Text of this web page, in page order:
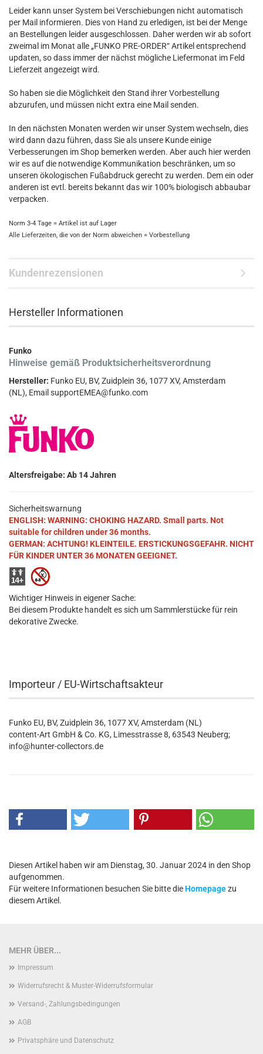
Leider kann unser System bei Verschiebungen nicht automatisch
per Mail informieren. Dies von Hand zu erledigen, ist bei der Menge
an Bestellungen leider ausgeschlossen. Daher werden wir ab sofort
zweimal im Monat alle „FUNKO PRE-ORDER“ Artikel entsprechend
updaten, so dass immer der nächst mögliche Liefermonat im Feld
Lieferzeit angezeigt wird.
So haben sie die Möglichkeit den Stand ihrer Vorbestellung
abzurufen, und müssen nicht extra eine Mail senden.
In den nächsten Monaten werden wir unser System wechseln, dies
wird dann dazu führen, dass Sie als unsere Kunde einige
Verbesserungen im Shop bemerken werden. Aber auch hier werden
wir es auf die notwendige Kommunikation beschränken, um so
unseren ökologischen Fußabdruck gerecht zu werden. Dem ein oder
anderen ist evtl. bereits bekannt das wir 100% biologisch abbaubar
verpacken.
Norm 3-4 Tage = Artikel ist auf Lager
Alle Lieferzeiten, die von der Norm abweichen = Vorbestellung
Kundenrezensionen
Hersteller Informationen
Funko
Hinweise gemäß Produktsicherheitsverordnung
Hersteller: Funko EU, BV, Zuidplein 36, 1077 XV, Amsterdam
(NL), Email supportEMEA@funko.com
Altersfreigabe: Ab 14 Jahren
Sicherheitswarnung
ENGLISH: WARNING: CHOKING HAZARD. Small parts. Not
suitable for children under 36 months.
GERMAN: ACHTUNG! KLEINTEILE. ERSTICKUNGSGEFAHR. NICHT
FÜR KINDER UNTER 36 MONATEN GEEIGNET.
Wichtiger Hinweis in eigener Sache:
Bei diesem Produkte handelt es sich um Sammlerstücke für rein
dekorative Zwecke.
Importeur / EU-Wirtschaftsakteur
Funko EU, BV, Zuidplein 36, 1077 XV, Amsterdam (NL)
content-Art GmbH & Co. KG, Limesstrasse 8, 63543 Neuberg;
info@hunter-collectors.de
Diesen Artikel haben wir am Dienstag, 30. Januar 2024 in den Shop
aufgenommen.
Für weitere Informationen besuchen Sie bitte dieHomepagezu
diesem Artikel.
MEHR ÜBER...
Impressum
Widerrufsrecht & Muster-Widerrufsformular
Versand-, Zahlungsbedingungen
AGB
Privatsphäre und Datenschutz